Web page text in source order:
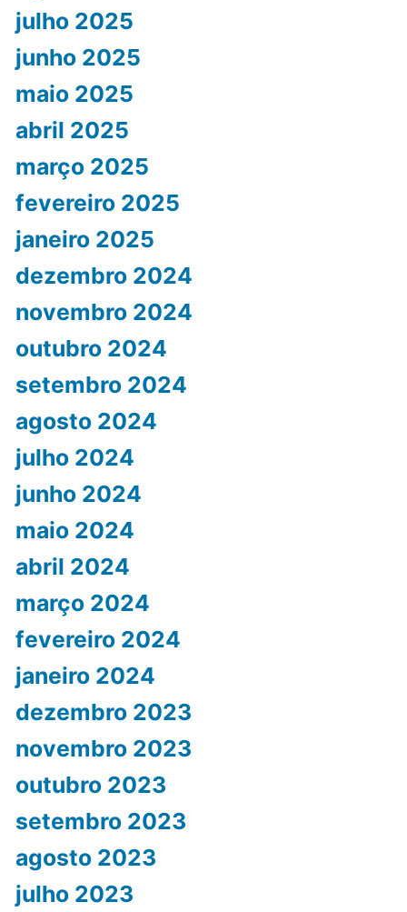
julho 2025
junho 2025
maio 2025
abril 2025
março 2025
fevereiro 2025
janeiro 2025
dezembro 2024
novembro 2024
outubro 2024
setembro 2024
agosto 2024
julho 2024
junho 2024
maio 2024
abril 2024
março 2024
fevereiro 2024
janeiro 2024
dezembro 2023
novembro 2023
outubro 2023
setembro 2023
agosto 2023
julho 2023